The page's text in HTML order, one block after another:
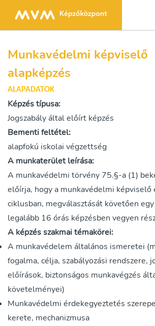
Munkavédelmi képviselő
alapképzés
ALAPADATOK
Képzés típusa:
Jogszabály által előírt képzés
Bementi feltétel:
alapfokú iskolai végzettség
A munkaterület leírása:
A munkavédelmi törvény 75.§-a (1)
előírja, hogy a munkavédelmi képviselő
ciklusban, megválasztását követően
legalább 16 órás képzésben vegyen
A képzés szakmai témakörei:
A munkavédelem általános ismeretei
fogalma, célja, szabályozási rendszere,
előírások, biztonságos munkavégzés
követelményei)
Munkavédelmi érdekegyeztetés
kerete, mechanizmusa